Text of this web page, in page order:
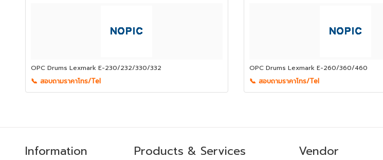
OPC Drums Lexmark E-230/232/330/332
📞 สอบถามราคาโทร/Tel
OPC Drums Lexmark E-260/360/460
📞 สอบถามราคาโทร/Tel
Information Products & Services Vendor